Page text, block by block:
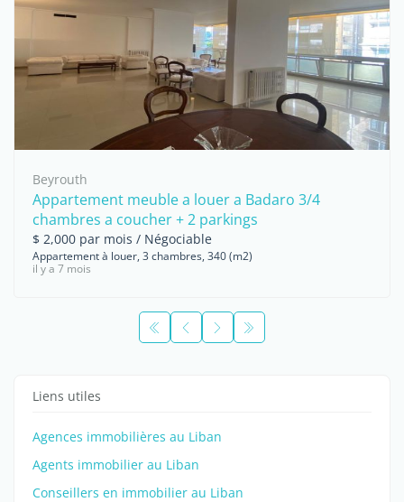
Beyrouth
Appartement meuble a louer a Badaro 3/4
chambres a coucher + 2 parkings
$ 2,000 par mois / Négociable
Appartement à louer, 3 chambres, 340 (m2)
il y a 7 mois
Liens utiles
Agences immobilières au Liban
Agents immobilier au Liban
Conseillers en immobilier au Liban